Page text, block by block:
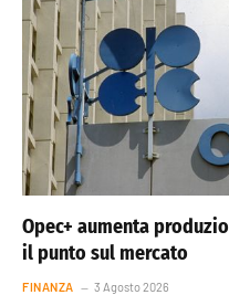
Opec+ aumenta
il punto sul mercato
FINANZA 3 Agosto 2026